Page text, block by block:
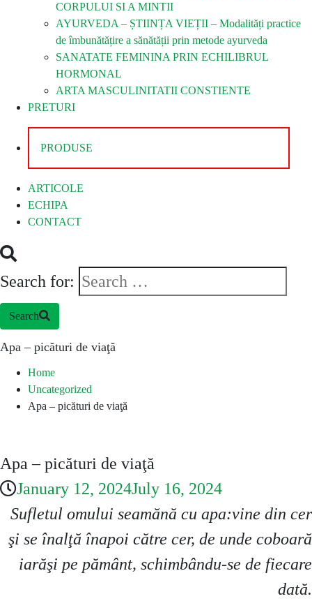
CORPULUI SI A MINTII
AYURVEDA – ȘTIINȚA VIEȚII – Modalități practice
de îmbunătățire a sănătății prin metode ayurveda
SANATATE FEMININA PRIN ECHILIBRUL
HORMONAL
ARTA MASCULINITATII CONSTIENTE
PRETURI
PRODUSE
ARTICOLE
ECHIPA
CONTACT
Search for:
Search
Apa – picături de viaţă
Home
Uncategorized
Apa – picături de viaţă
Apa – picături de viaţă
January 12, 2024July 16, 2024
Sufletul omului seamănă cu apa:vine din cer
şi se înalţă înapoi către cer, de unde coboară
iarăşi pe pământ, schimbându-se de fiecare
dată.